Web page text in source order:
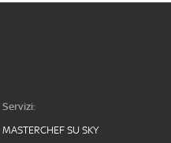
Servizi:
MASTERCHEF SU SKY